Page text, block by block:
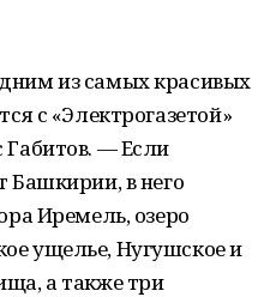
из самых красивых
с «Электрогазетой»
— Если
Башкирии, в него
Иремель, озеро
ущелье, Нугушское и
а также три